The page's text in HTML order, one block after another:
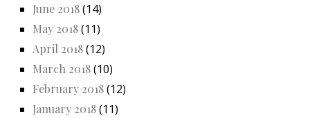
June 2018(14)
May 2018(11)
April 2018(12)
March 2018(10)
February 2018(12)
January 2018(11)